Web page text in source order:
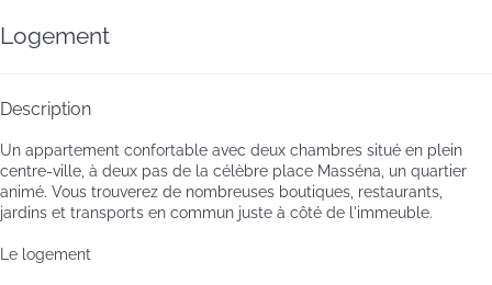
Logement
Description
Un appartement confortable avec deux chambres situé en plein
centre-ville, à deux pas de la célèbre place Masséna, un quartier
animé. Vous trouverez de nombreuses boutiques, restaurants,
jardins et transports en commun juste à côté de l'immeuble.
Le logement